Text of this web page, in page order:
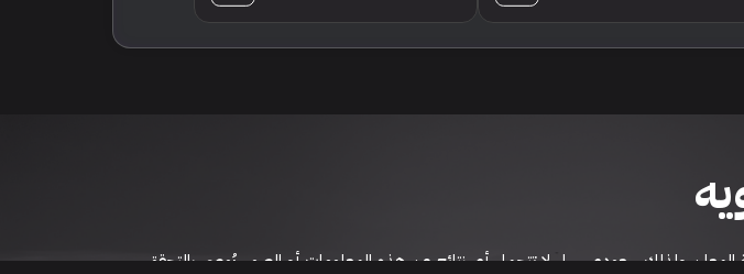
ولذلك سعودي سيل لا تتحمل أي نتائج عن هذه المعلومات أو الصور. يُوصى بالتحقق